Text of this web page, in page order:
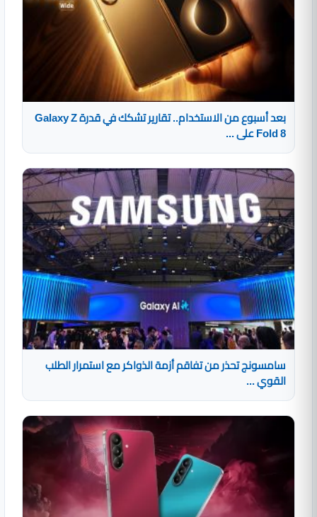
بعد أسبوع من الاستخدام.. تقارير تشكك في قدرة Galaxy Z
Fold 8 على ...
سامسونج تحذر من تفاقم أزمة الذواكر مع استمرار الطلب
القوي ...